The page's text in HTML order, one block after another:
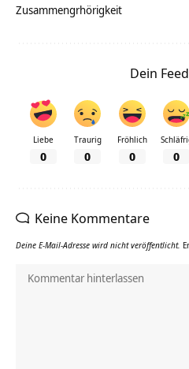
Zusammengrhörigkeit
Dein
Liebe
0
Traurig
0
Fröhlich
0 0
Keine Kommentare
Deine E-Mail-Adresse wird nicht veröffentlicht.